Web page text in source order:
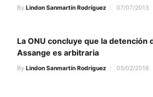
By Lindon Sanmartín Rodríguez 07/07/2013
La ONU concluye que la detención
Assange es arbitraria
By Lindon Sanmartín Rodríguez 05/02/2016